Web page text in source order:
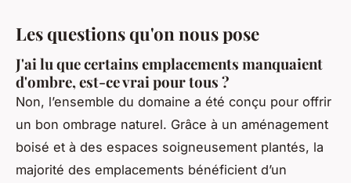
Les questions qu'on nous pose
J'ai lu que certains emplacements manquaient
d'ombre, est-ce vrai pour tous ?
Non, l’ensemble du domaine a été conçu pour offrir
un bon ombrage naturel. Grâce à un aménagement
boisé et à des espaces soigneusement plantés, la
majorité des emplacements bénéficient d’un